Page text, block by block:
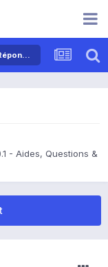
Samsung Galaxy Tab 10.1 - Aides, Questions & Réponses
- Aides, Questions &